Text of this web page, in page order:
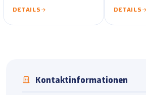
DETAILS
Fahrzeuge.
DETAILS
Kontaktinformationen